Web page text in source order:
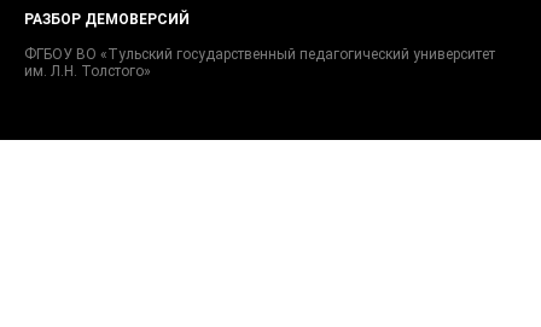
РАЗБОР ДЕМОВЕРСИЙ
ФГБОУ ВО «Тульский государственный педагогический университет
им. Л.Н. Толстого»